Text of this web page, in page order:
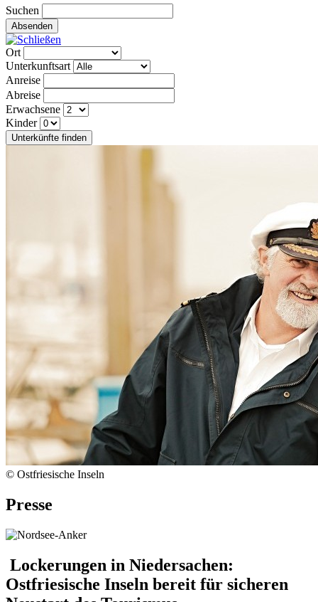
Suchen
Absenden
Ort
Unterkunftsart
Anreise
Abreise
Erwachsene
Kinder
Unterkünfte finden
© Ostfriesische Inseln
Presse
Lockerungen in Niedersachen:
Ostfriesische Inseln bereit für sicheren